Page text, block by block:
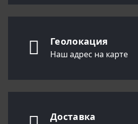
Геолокация
Наш адрес на карте
Доставка